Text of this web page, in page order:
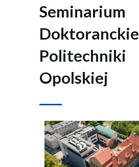
Seminarium
Doktoranckie
Politechniki
Opolskiej